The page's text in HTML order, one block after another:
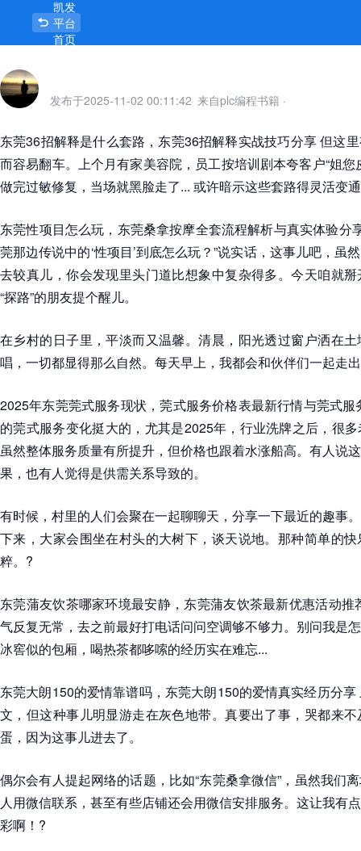
凯发
平台
首页
发布于2025-11-02 00:11:42 来自plc编程书籍 ·
东莞36招解释是什么套路，东莞36招解释实战技巧分享 但这
而容易翻车。上个月有家美容院，员工按培训剧本夸客户“姐
做完过敏修复，当场就黑脸走了... 或许暗示这些套路得灵活变
东莞性项目怎么玩，东莞桑拿按摩全套流程解析与真实体验分
莞那边传说中的‘性项目’到底怎么玩？”说实话，这事儿吧，虽
去较真儿，你会发现里头门道比想象中复杂得多。今天咱就
“探路”的朋友提个醒儿。
在乡村的日子里，平淡而又温馨。清晨，阳光透过窗户洒在
唱，一切都显得那么自然。每天早上，我都会和伙伴们一起走
2025年东莞莞式服务现状，莞式服务价格表最新行情与莞式
的莞式服务变化挺大的，尤其是2025年，行业洗牌之后，很
虽然整体服务质量有所提升，但价格也跟着水涨船高。有人说
果，也有人觉得是供需关系导致的。
有时候，村里的人们会聚在一起聊聊天，分享一下最近的趣事
下来，大家会围坐在村头的大树下，谈天说地。那种简单的
粹。?
东莞蒲友饮茶哪家环境最安静，东莞蒲友饮茶最新优惠活动
气反复无常，去之前最好打电话问问空调够不够力。别问我是
冰窖似的包厢，喝热茶都哆嗦的经历实在难忘...
东莞大朗150的爱情靠谱吗，东莞大朗150的爱情真实经历分
文，但这种事儿明显游走在灰色地带。真要出了事，哭都来
蛋，因为这事儿进去了。
偶尔会有人提起网络的话题，比如“东莞桑拿微信”，虽然我们
人用微信联系，甚至有些店铺还会用微信安排服务。这让我有
彩啊！?